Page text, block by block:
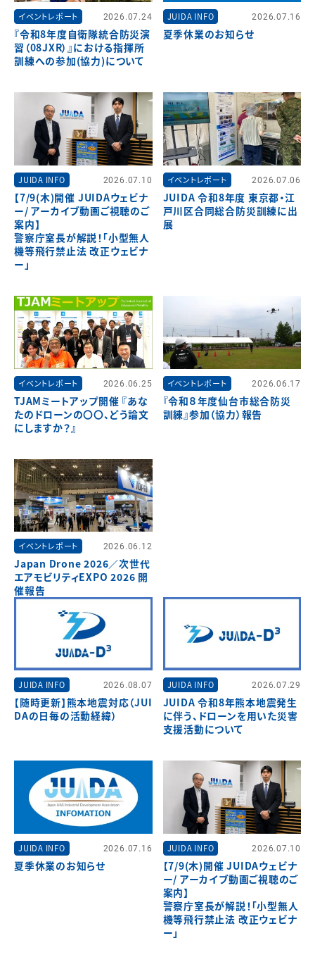
イベントレポート 2026.07.24
『令和8年度自衛隊統合防災演
習（08JXR）』における指揮所
訓練への参加(協力)について
JUIDA INFO 2026.07.16
夏季休業のお知らせ
JUIDA INFO 2026.07.10
【7/9(木)開催 JUIDAウェビナ
ー/ アーカイブ動画ご視聴のご
案内】
警察庁室長が解説！「小型無人
機等飛行禁止法 改正ウェビナ
ー」
イベントレポート 2026.07.06
JUIDA 令和8年度 東京都・江
戸川区合同総合防災訓練に出
展
イベントレポート 2026.06.25
TJAMミートアップ開催 『あな
たのドローンの〇〇、どう論文
にしますか？』
イベントレポート 2026.06.17
『令和８年度仙台市総合防災
訓練』参加（協力）報告
イベントレポート 2026.06.12
Japan Drone 2026／次世代
エアモビリティEXPO 2026 開
催報告
JUIDA INFO 2026.08.07
【随時更新】熊本地震対応（JUI
DAの日毎の活動経緯）
JUIDA INFO 2026.07.29
JUIDA 令和8年熊本地震発生
に伴う、ドローンを用いた災害
支援活動について
JUIDA INFO 2026.07.16
夏季休業のお知らせ
JUIDA INFO 2026.07.10
【7/9(木)開催 JUIDAウェビナ
ー/ アーカイブ動画ご視聴のご
案内】
警察庁室長が解説！「小型無人
機等飛行禁止法 改正ウェビナ
ー」